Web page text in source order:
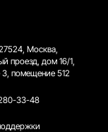
Москва,
проезд, дом 16/1,
3, помещение 512
33-48